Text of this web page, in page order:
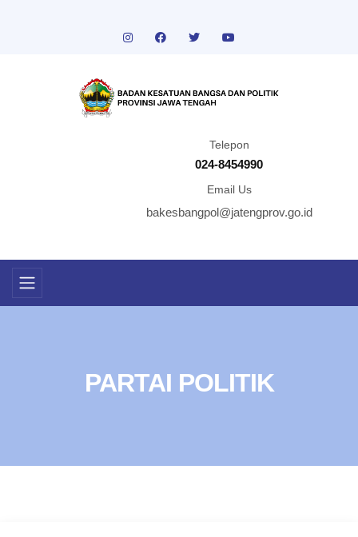
Telepon
024-8454990
Email Us
bakesbangpol@jatengprov.go.id
PARTAI POLITIK